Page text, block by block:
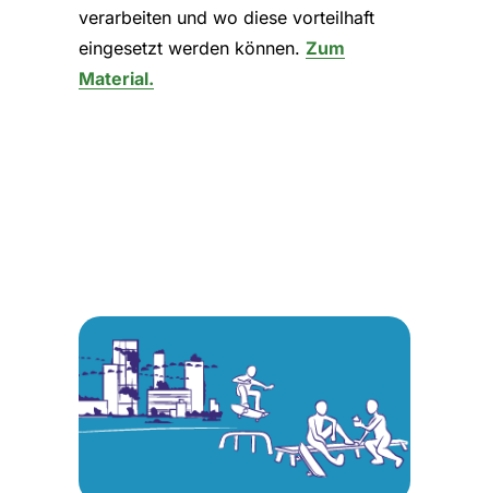
verarbeiten und wo diese vorteilhaft
eingesetzt werden können. Zum
Material.